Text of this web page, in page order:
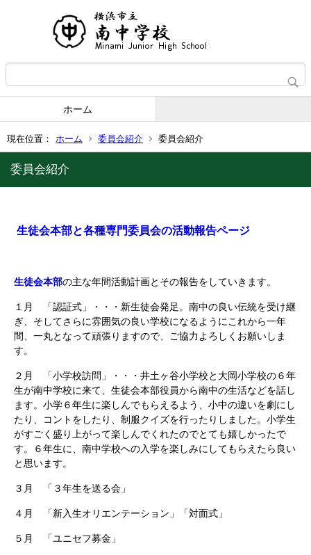
ホーム
現在位置： ホーム 委員会紹介 委員会紹介
委員会紹介
生徒会本部と各種専門委員会の活動報告ページ
生徒会本部の主な年間活動計画とその報告をしていきます。
１月 「認証式」・・・新生徒会発足。南中の良い伝統を受け継
ぎ、そしてさらに雰囲気の良い学校になるようにこれから一年
間、一丸となって頑張りますので、ご協力よろしくお願いしま
す。
２月 「小学校訪問」・・・井土ヶ谷小学校と大岡小学校の６年
生が南中学校に来て、生徒会本部役員から南中の生活などを話し
ます。小学６年生に楽しんでもらえるよう、小中の違いを劇にし
たり、コントをしたり、制服クイズを行ったりしました。小学生
がすごく盛り上がって楽しんでくれたのでとても嬉しかったで
す。６年生に、南中学校への入学を楽しみにしてもらえたら良い
と思います。
３月 「３年生を送る会」
４月 「新入生オリエンテーション」「対面式」
５月 「ユニセフ募金」